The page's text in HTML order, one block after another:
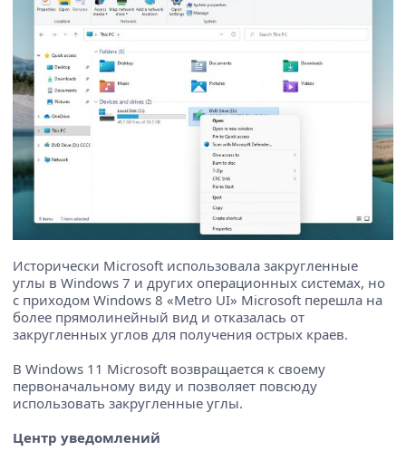
Исторически Microsoft использовала закругленные
углы в Windows 7 и других операционных системах, но
с приходом Windows 8 «Metro UI» Microsoft перешла на
более прямолинейный вид и отказалась от
закругленных углов для получения острых краев.
В Windows 11 Microsoft возвращается к своему
первоначальному виду и позволяет повсюду
использовать закругленные углы.
Центр уведомлений